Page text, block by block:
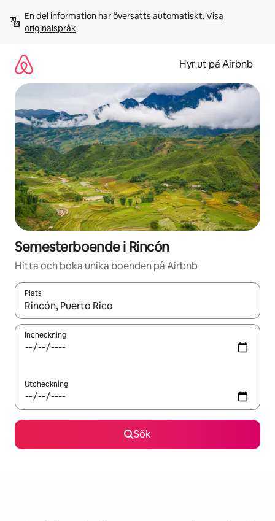
innehåll
En del information har översatts automatiskt. Visa
originalspråk
Hyr ut på Airbnb
Semesterboende i Rincón
Hitta och boka unika boenden på Airbnb
Plats
När resultaten är tillgängliga kan du navigera med upp- och
Incheckning
Utcheckning
Sök